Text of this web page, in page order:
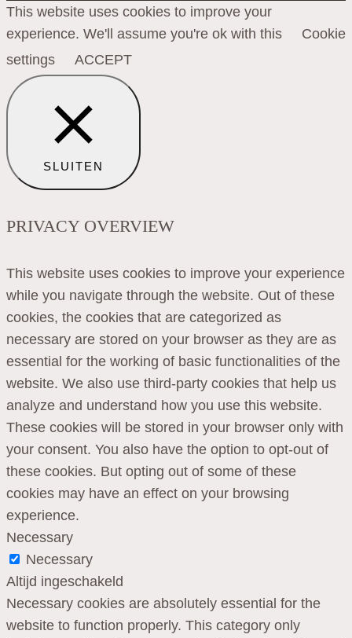
This website uses cookies to improve your
experience. We'll assume you're ok with this
Cookie
settings
ACCEPT
SLUITEN
PRIVACY OVERVIEW
This website uses cookies to improve your experience
while you navigate through the website. Out of these
cookies, the cookies that are categorized as
necessary are stored on your browser as they are as
essential for the working of basic functionalities of the
website. We also use third-party cookies that help us
analyze and understand how you use this website.
These cookies will be stored in your browser only with
your consent. You also have the option to opt-out of
these cookies. But opting out of some of these
cookies may have an effect on your browsing
experience.
Necessary
Necessary
Altijd ingeschakeld
Necessary cookies are absolutely essential for the
website to function properly. This category only